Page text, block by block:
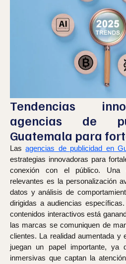
Tendencias
agencias de
Guatemala para
Lasagencias de publicidad en
estrategias innovadoras para
conexión con el público. Una
relevantes es la personalización
datos y análisis de
dirigidas a audiencias
contenidos interactivos está
las marcas se comuniquen de
clientes. La realidad aumentada y
juegan un papel importante, ya
inmersivas que captan la